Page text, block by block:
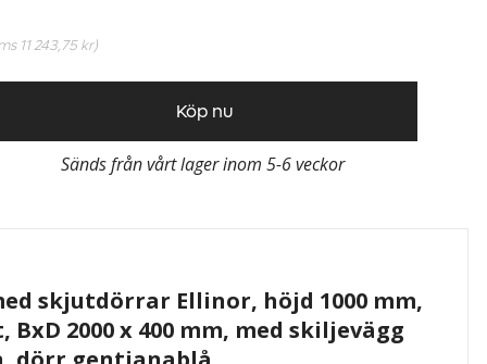
11 243,75 kr)
Köp nu
Sänds från vårt lager inom 5-6 veckor
skjutdörrar Ellinor, höjd 1000 mm,
2000 x 400 mm, med skiljevägg